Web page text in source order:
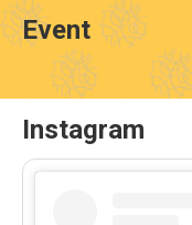
Event
Instagram